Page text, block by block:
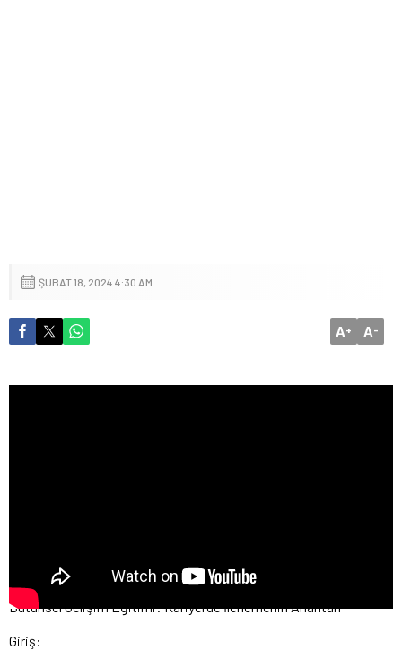
ŞUBAT 18, 2024 4:30 AM
A+ A-
Bütünsel Gelişim Eğitimi: Kariyerde İlerlemenin Anahtarı
Giriş: